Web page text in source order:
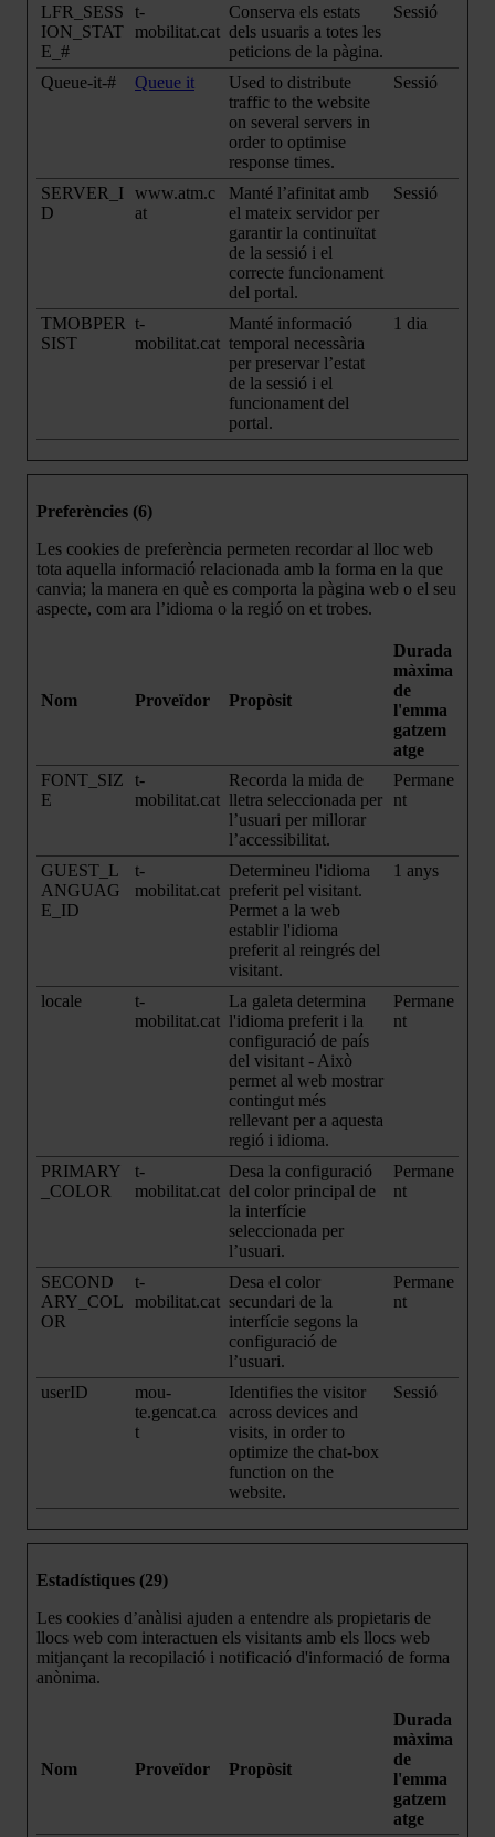
LFR_SESS
ION_STAT
E_#
t-
mobilitat.cat
Conserva els estats
dels usuaris a totes les
peticions de la pàgina.
Sessió
Queue-it-# Queue it
Used to distribute
traffic to the website
on several servers in
order to optimise
response times.
Sessió
SERVER_I
D
www.atm.c
at
Manté l’afinitat amb
el mateix servidor per
garantir la continuïtat
de la sessió i el
correcte funcionament
del portal.
Sessió
TMOBPER
SIST
t-
mobilitat.cat
Manté informació
temporal necessària
per preservar l’estat
de la sessió i el
funcionament del
portal.
1 dia
Preferències (6)
Les cookies de preferència permeten recordar al lloc web
tota aquella informació relacionada amb la forma en la que
canvia; la manera en què es comporta la pàgina web o el seu
aspecte, com ara l’idioma o la regió on et trobes.
Nom Proveïdor Propòsit
Durada
màxima
de
l'emma
gatzem
atge
FONT_SIZ
E
t-
mobilitat.cat
Recorda la mida de
lletra seleccionada per
l’usuari per millorar
l’accessibilitat.
Permane
nt
GUEST_L
ANGUAG
E_ID
t-
mobilitat.cat
Determineu l'idioma
preferit pel visitant.
Permet a la web
establir l'idioma
preferit al reingrés del
visitant.
1 anys
locale
t-
mobilitat.cat
La galeta determina
l'idioma preferit i la
configuració de país
del visitant - Això
permet al web mostrar
contingut més
rellevant per a aquesta
regió i idioma.
Permane
nt
PRIMARY
_COLOR
t-
mobilitat.cat
Desa la configuració
del color principal de
la interfície
seleccionada per
l’usuari.
Permane
nt
SECOND
ARY_COL
OR
t-
mobilitat.cat
Desa el color
secundari de la
interfície segons la
configuració de
l’usuari.
Permane
nt
userID
mou-
te.gencat.ca
t
Identifies the visitor
across devices and
visits, in order to
optimize the chat-box
function on the
website.
Sessió
Estadístiques (29)
Les cookies d’anàlisi ajuden a entendre als propietaris de
llocs web com interactuen els visitants amb els llocs web
mitjançant la recopilació i notificació d'informació de forma
anònima.
Nom Proveïdor Propòsit
Durada
màxima
de
l'emma
gatzem
atge